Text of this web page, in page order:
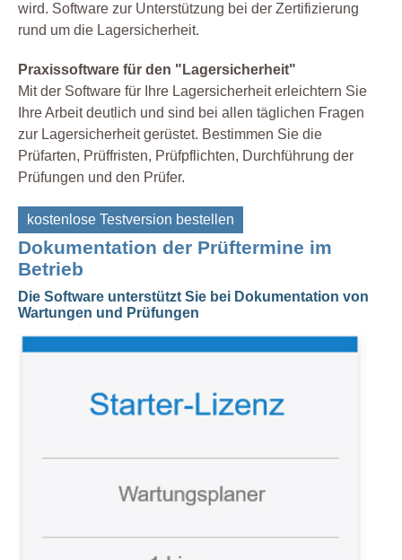
wird. Software zur Unterstützung bei der Zertifizierung
rund um die Lagersicherheit.
Praxissoftware für den "Lagersicherheit"
Mit der Software für Ihre Lagersicherheit erleichtern Sie
Ihre Arbeit deutlich und sind bei allen täglichen Fragen
zur Lagersicherheit gerüstet. Bestimmen Sie die
Prüfarten, Prüffristen, Prüfpflichten, Durchführung der
Prüfungen und den Prüfer.
kostenlose Testversion bestellen
Dokumentation der Prüftermine im
Betrieb
Die Software unterstützt Sie bei Dokumentation von
Wartungen und Prüfungen